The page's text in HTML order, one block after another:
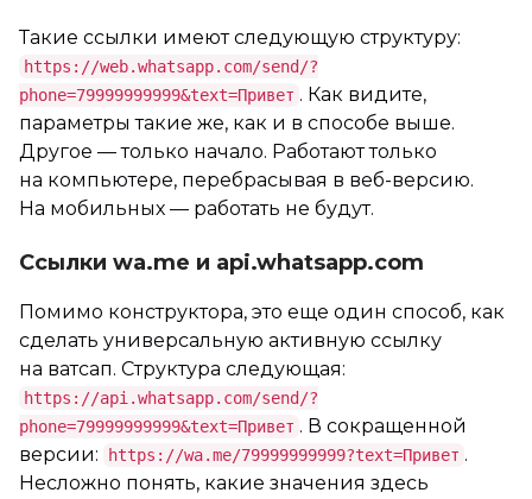
Такие ссылки имеют следующую структуру:
https://web.whatsapp.com/send/?
phone=79999999999&text=Привет . Как видите,
параметры такие же, как и в способе выше.
Другое — только начало. Работают только
на компьютере, перебрасывая в веб-версию.
На мобильных — работать не будут.
Ссылки wa.me и api.whatsapp.com
Помимо конструктора, это еще один способ, как
сделать универсальную активную ссылку
на ватсап. Структура следующая:
https://api.whatsapp.com/send/?
phone=79999999999&text=Привет . В сокращенной
версии:
https://wa.me/79999999999?text=Привет .
Несложно понять, какие значения здесь